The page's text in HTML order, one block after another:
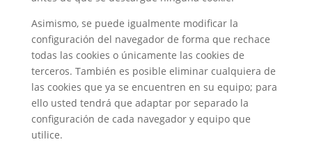
Asimismo, se puede igualmente modificar la
configuración del navegador de forma que rechace
todas las cookies o únicamente las cookies de
terceros. También es posible eliminar cualquiera de
las cookies que ya se encuentren en su equipo; para
ello usted tendrá que adaptar por separado la
configuración de cada navegador y equipo que
utilice.